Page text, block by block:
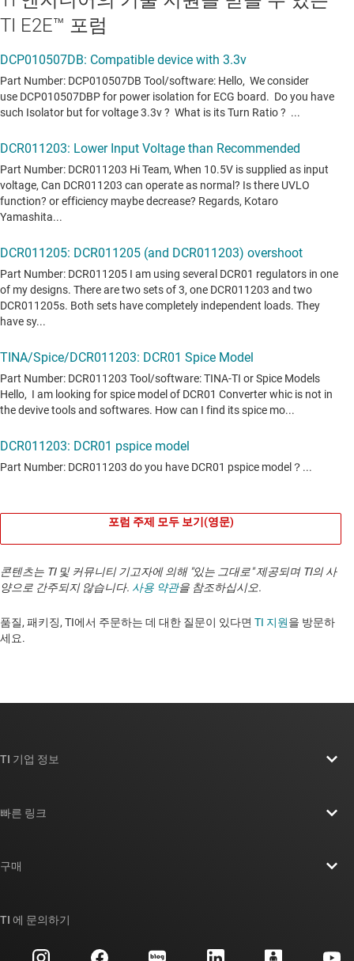
TI E2E™ 포럼
포럼 주제 모두 보기(영문)
콘텐츠는 TI 및 커뮤니티 기고자에 의해 "있는 그대로" 제공되며 TI의 사
양으로 간주되지 않습니다. 사용 약관을 참조하십시오.
품질, 패키징, TI에서 주문하는 데 대한 질문이 있다면 TI 지원을 방문하
세요. ​​​​​​​​​​​​​​
TI 기업 정보
빠른 링크
대체품 검색
고객 지원 센터
구매
TI 에 문의하기